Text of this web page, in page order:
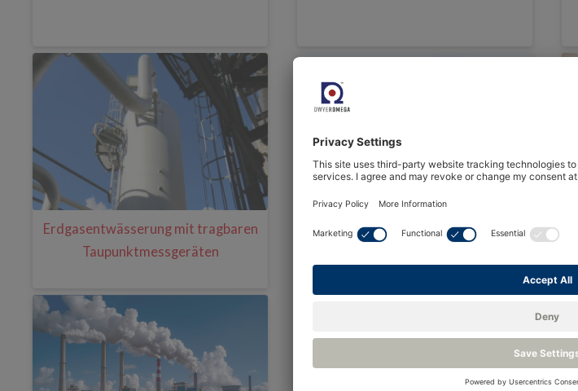
Erdgasentwässerung mit tragbaren
Taupunktmessgeräten
Feuchte bei medizinischen Gasen